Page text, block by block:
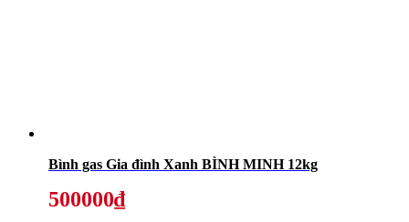
Bình gas Gia đình Xanh BÌNH MINH 12kg
500000₫